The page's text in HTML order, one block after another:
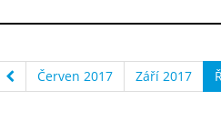
Červen 2017 Září 2017